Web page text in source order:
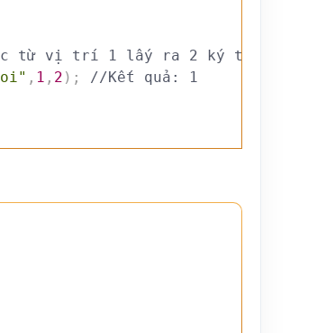
từ vị trí 1 lấy ra 2 ký tự
, 1 , 2 ) ;
//Kết quả: 1